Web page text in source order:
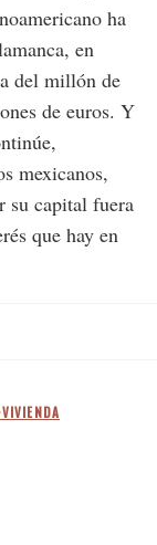
ha
en
del millón de
de euros. Y
mexicanos,
su capital fuera
que hay en
VIVIENDA